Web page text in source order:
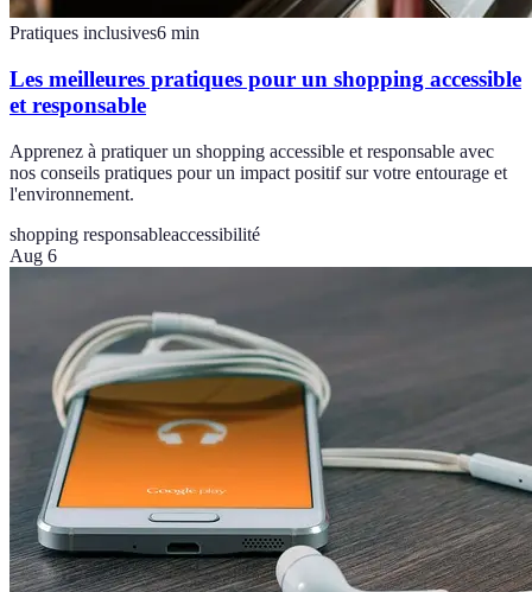
Pratiques inclusives6 min
Les meilleures pratiques pour un shopping accessible
et responsable
Apprenez à pratiquer un shopping accessible et responsable avec
nos conseils pratiques pour un impact positif sur votre entourage et
l'environnement.
shopping responsableaccessibilité
Aug 6